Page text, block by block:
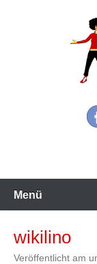
Menü
wikilino
Veröffentlicht am